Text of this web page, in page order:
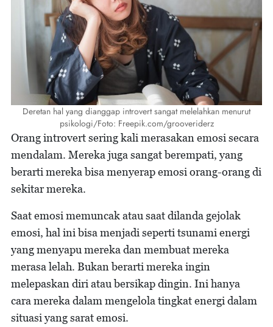
Deretan hal yang dianggap introvert sangat melelahkan menurut
psikologi/Foto: Freepik.com/grooveriderz
Orang introvert sering kali merasakan emosi secara
mendalam. Mereka juga sangat berempati, yang
berarti mereka bisa menyerap emosi orang-orang di
sekitar mereka.
Saat emosi memuncak atau saat dilanda gejolak
emosi, hal ini bisa menjadi seperti tsunami energi
yang menyapu mereka dan membuat mereka
merasa lelah. Bukan berarti mereka ingin
melepaskan diri atau bersikap dingin. Ini hanya
cara mereka dalam mengelola tingkat energi dalam
situasi yang sarat emosi.